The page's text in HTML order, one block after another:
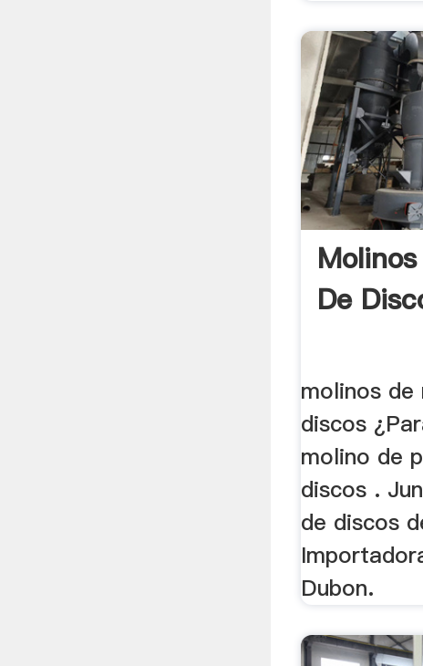
De
molinos
discos
molino de
discos .
de discos
Dubon.